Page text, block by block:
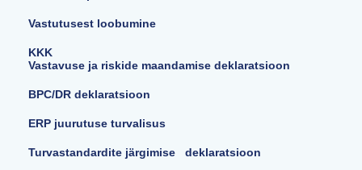
Vastutusest loobumine
KKK
Vastavuse ja riskide maandamise deklaratsioon
BPC/DR deklaratsioon
ERP juurutuse turvalisus
Turvastandardite järgimise deklaratsioon